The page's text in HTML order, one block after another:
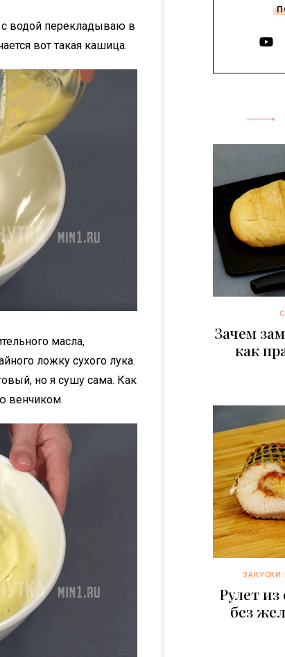
водой перекладываю в
вот такая кашица.
масла,
ложку сухого лука.
но я сушу сама. Как
венчиком.
Зачем
как
Рулет
без